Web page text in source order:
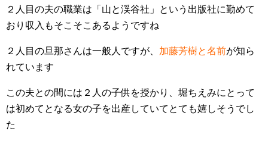
２人目の夫の職業は「山と渓谷社」という出版社に勤めて
おり収入もそこそこあるようですね
２人目の旦那さんは一般人ですが、 加藤芳樹と名前が知ら
れています
この夫との間には２人の子供を授かり、堀ちえみにとって
は初めてとなる女の子を出産していてとても嬉しそうでし
た